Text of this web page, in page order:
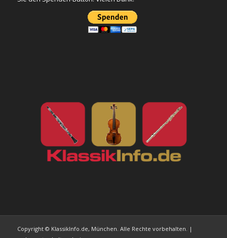
Copyright © KlassikInfo.de, München. Alle Rechte vorbehalten. |